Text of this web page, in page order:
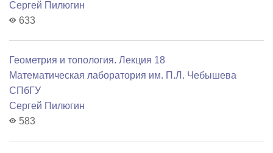
Сергей Пилюгин
633
Геометрия и топология. Лекция 18
Математичеcкая лаборатория им. П.Л. Чебышева
СПбГУ
Сергей Пилюгин
583